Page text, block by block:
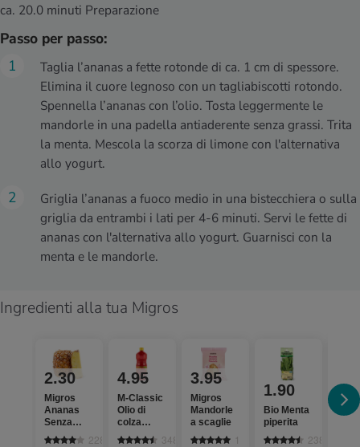
ca. 20.0 minuti Preparazione
Passo per passo:
Taglia l’ananas a fette rotonde di ca. 1 cm di spessore.
Elimina il cuore legnoso con un tagliabiscotti rotondo.
Spennella l’ananas con l’olio. Tosta leggermente le
mandorle in una padella antiaderente senza grassi. Trita
la menta. Mescola la scorza di limone con l'alternativa
allo yogurt.
Griglia l’ananas a fuoco medio in una bistecchiera o sulla
griglia da entrambi i lati per 4-6 minuti. Servi le fette di
ananas con l'alternativa allo yogurt. Guarnisci con la
menta e le mandorle.
Ingredienti alla tua Migros
2.30
Migros
Ananas
Senza
corona
228
4.95
M-Classic
Olio di
colza
HOLL
348
3.95
Migros
Mandorle
a scaglie
1
1.90
Bio Menta
piperita
238